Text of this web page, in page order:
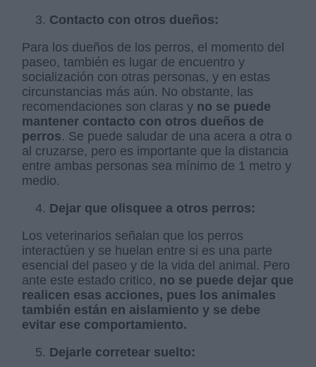
Contacto con otros dueños:
Para los dueños de los perros, el momento del
paseo, también es lugar de encuentro y
socialización con otras personas, y en estas
circunstancias más aún. No obstante, las
recomendaciones son claras y no se puede
mantener contacto con otros dueños de
perros. Se puede saludar de una acera a otra o
al cruzarse, pero es importante que la distancia
entre ambas personas sea mínimo de 1 metro y
medio.
Dejar que olisquee a otros perros:
Los veterinarios señalan que los perros
interactúen y se huelan entre si es una parte
esencial del paseo y de la vida del animal. Pero
ante este estado critico, no se puede dejar que
realicen esas acciones, pues los animales
también están en aislamiento y se debe
evitar ese comportamiento.
Dejarle corretear suelto: